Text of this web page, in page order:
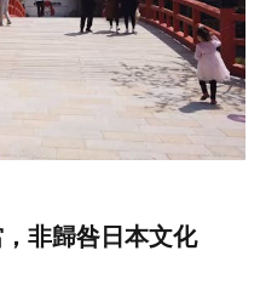
，非歸咎日本文化